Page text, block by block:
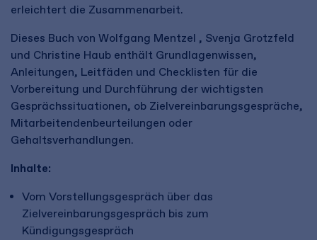
erleichtert die Zusammenarbeit.
Dieses Buch von Wolfgang Mentzel , Svenja Grotzfeld
und Christine Haub enthält Grundlagenwissen,
Anleitungen, Leitfäden und Checklisten für die
Vorbereitung und Durchführung der wichtigsten
Gesprächssituationen, ob Zielvereinbarungsgespräche,
Mitarbeitendenbeurteilungen oder
Gehaltsverhandlungen.
Inhalte:
Vom Vorstellungsgespräch über das
Zielvereinbarungsgespräch bis zum
Kündigungsgespräch